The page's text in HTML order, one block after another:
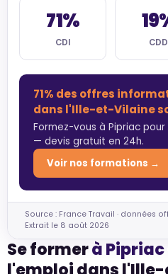
71%
CDI CDD
71% des offres
dans l'Ille-et-Vilaine
Formez-vous à Pipriac
— devis gratuit en 24h.
Voir nos formations →
Source : France Travail · données
Extrait le 8 août 2026
Se formerà Pipriac